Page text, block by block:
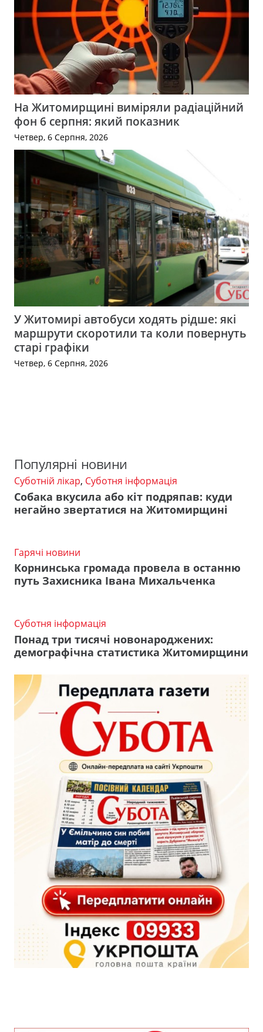
На Житомирщині виміряли радіаційний
фон 6 серпня: який показник
Четвер, 6 Серпня, 2026
У Житомирі автобуси ходять рідше: які
маршрути скоротили та коли повернуть
старі графіки
Четвер, 6 Серпня, 2026
Популярні новини
Суботній лікар, Суботня інформація
Собака вкусила або кіт подряпав: куди
негайно звертатися на Житомирщині
Гарячі новини
Корнинська громада провела в останню
путь Захисника Івана Михальченка
Суботня інформація
Понад три тисячі новонароджених:
демографічна статистика Житомирщини